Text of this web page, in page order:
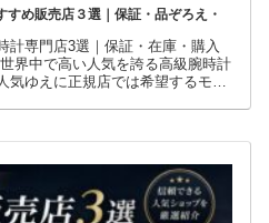
め販売店３選｜保証・品ぞろえ・
計専門店3選｜保証・在庫・購入
界中で高い人気を誇る高級腕時計
気ゆえに正規店では希望するモデ